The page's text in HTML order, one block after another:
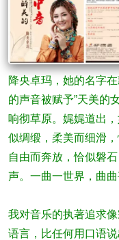
降央卓玛，她的名字
的声音被赋予”天美的
响彻草原。娓娓道出
似绸缎，柔美而细滑，
自由而奔放，恰似磐
声。一曲一世界，曲
我对音乐的执著追求
语言，比任何用口语